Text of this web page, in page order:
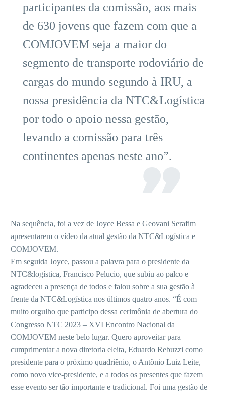
participantes da comissão, aos mais
de 630 jovens que fazem com que a
COMJOVEM seja a maior do
segmento de transporte rodoviário de
cargas do mundo segundo à IRU, a
nossa presidência da NTC&Logística
por todo o apoio nessa gestão,
levando a comissão para três
continentes apenas neste ano”.
Na sequência, foi a vez de Joyce Bessa e Geovani Serafim
apresentarem o vídeo da atual gestão da NTC&Logística e
COMJOVEM.
Em seguida Joyce, passou a palavra para o presidente da
NTC&logística, Francisco Pelucio, que subiu ao palco e
agradeceu a presença de todos e falou sobre a sua gestão à
frente da NTC&Logística nos últimos quatro anos. “É com
muito orgulho que participo dessa cerimônia de abertura do
Congresso NTC 2023 – XVI Encontro Nacional da
COMJOVEM neste belo lugar. Quero aproveitar para
cumprimentar a nova diretoria eleita, Eduardo Rebuzzi como
presidente para o próximo quadriênio, o Antônio Luiz Leite,
como novo vice-presidente, e a todos os presentes que fazem
esse evento ser tão importante e tradicional. Foi uma gestão de